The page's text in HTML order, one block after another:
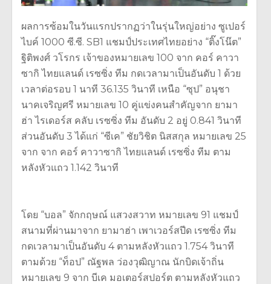
ผลการซ้อมในวันแรกปรากฏว่าในรุ่นใหญ่อย่าง ซูเปอร์
ไบค์ 1000 ซี.ซี. SB1 แชมป์ประเทศไทยอย่าง “ติ๊งโน๊ต”
ฐิติพงศ์ วโรกร เจ้าของหมายเลข 100 จาก คอร์ คาวา
ซากิ ไทยแลนด์ เรซซิ่ง ทีม กดเวลามาเป็นอันดับ 1 ด้วย
เวลาต่อรอบ 1 นาที 36.135 วินาที เหนือ “ซุป” อนุชา
นาคเจริญศรี หมายเลข 10 คู่แข่งคนสำคัญจาก ยามา
ฮ่า ไรเดอร์ส คลับ เรซซิ่ง ทีม อันดับ 2 อยู่ 0.841 วินาที
ส่วนอันดับ 3 ได้แก่ “ซีเค” ชัยวิชิต นิสสกุล หมายเลข 25
จาก จาก คอร์ คาวาซากิ ไทยแลนด์ เรซซิ่ง ทีม ตาม
หลังหัวแถว 1.142 วินาที
โดย “บอล” จักกฤษณ์ แสวงสวาท หมายเลข 91 แชมป์
สนามที่ผ่านมาจาก ยามาฮ่า เพาเวอร์สปีด เรซซิ่ง ทีม
กดเวลามาเป็นอันดับ 4 ตามหลังหัวแถว 1.754 วินาที
ตามด้วย “ท็อป” ณัฐพล ว่องวุฒิญาณ นักบิดเจ้าถิ่น
หมายเลข 9 จาก บีเค มอเตอร์สปอร์ต ตามหลังหัวแถว